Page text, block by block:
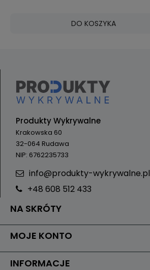
DO KOSZYKA
NA SKRÓTY
MOJE KONTO
INFORMACJE
Produkty Wykrywalne
Krakowska 60
32-064 Rudawa
NIP: 6762235733
info@produkty-wykrywalne.pl
+48 608 512 433